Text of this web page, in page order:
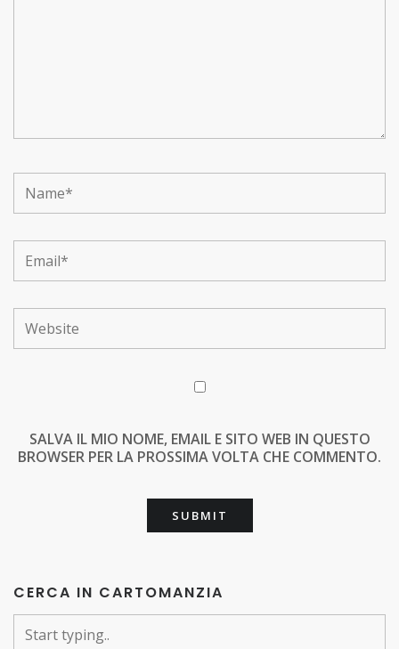
SALVA IL MIO NOME, EMAIL E SITO WEB IN QUESTO
BROWSER PER LA PROSSIMA VOLTA CHE COMMENTO.
CERCA IN CARTOMANZIA